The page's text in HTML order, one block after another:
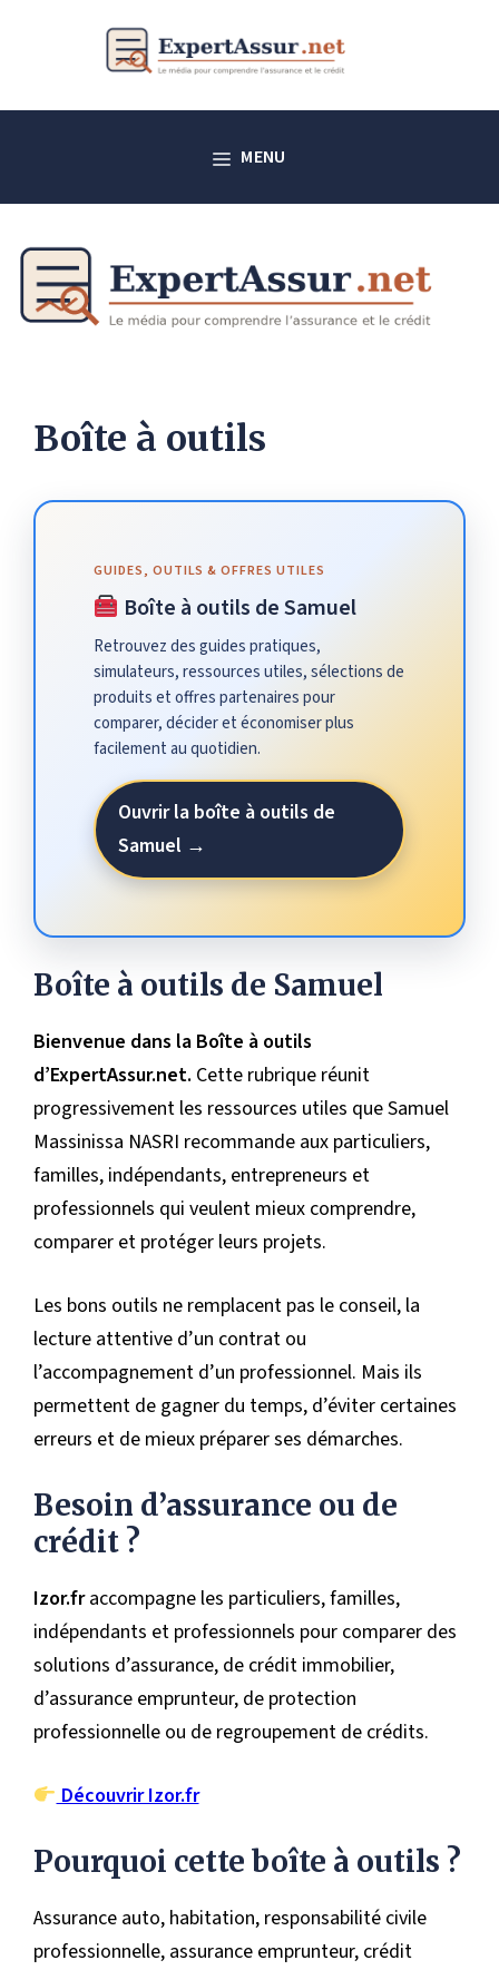
MENU
Boîte à outils
GUIDES, OUTILS & OFFRES UTILES
Boîte à outils de Samuel
Retrouvez des guides pratiques,
simulateurs, ressources utiles, sélections de
produits et offres partenaires pour
comparer, décider et économiser plus
facilement au quotidien.
Ouvrir la boîte à outils de
Samuel →
Boîte à outils de Samuel
Bienvenue dans la Boîte à outils
d’ExpertAssur.net. Cette rubrique réunit
progressivement les ressources utiles que Samuel
Massinissa NASRI recommande aux particuliers,
familles, indépendants, entrepreneurs et
professionnels qui veulent mieux comprendre,
comparer et protéger leurs projets.
Les bons outils ne remplacent pas le conseil, la
lecture attentive d’un contrat ou
l’accompagnement d’un professionnel. Mais ils
permettent de gagner du temps, d’éviter certaines
erreurs et de mieux préparer ses démarches.
Besoin d’assurance ou de
crédit ?
Izor.fraccompagne les particuliers, familles,
indépendants et professionnels pour comparer des
solutions d’assurance, de crédit immobilier,
d’assurance emprunteur, de protection
professionnelle ou de regroupement de crédits.
Découvrir Izor.fr
Pourquoi cette boîte à outils ?
Assurance auto, habitation, responsabilité civile
professionnelle, assurance emprunteur, crédit